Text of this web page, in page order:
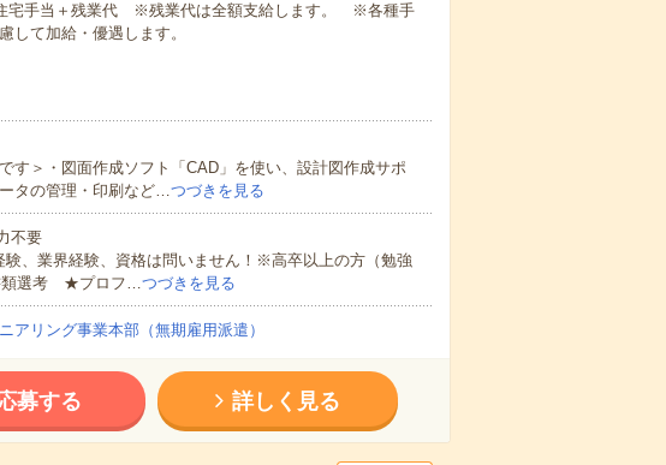
住宅手当＋残業代 ※残業代は全額支給します。 ※各種手
て加給・優遇します。
す＞・図面作成ソフト「CAD」を使い、設計図作成サポ
タの管理・印刷など…つづきを見る
不要
験、業界経験、資格は問いません！※高卒以上の方（勉強
類選考 ★プロフ…つづきを見る
リング事業本部（無期雇用派遣）
募する 詳しく見る